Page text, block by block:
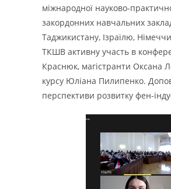
міжнародної науково-
закордонних навчальних
Таджикистану, Ізраїлю,
ТКШВ активну участь в
Краснюк, магістранти Оксана
курсу Юліана Пилипенко.
перспективи розвитку фен-